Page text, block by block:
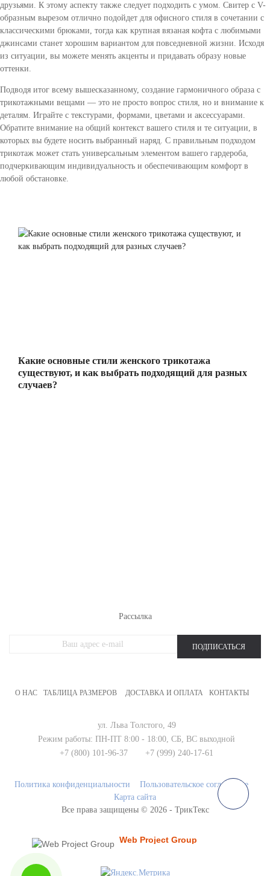
друзьями. К этому аспекту также следует подходить с умом. Свитер с V-
образным вырезом отлично подойдет для офисного стиля в сочетании с
классическими брюками, тогда как крупная вязаная кофта с любимыми
джинсами станет хорошим вариантом для повседневной жизни. Исходя
из ситуации, вы можете менять акценты и придавать образу новые
оттенки.
Подводя итог всему вышесказанному, создание гармоничного образа с
трикотажными вещами — это не просто вопрос стиля, но и внимание к
деталям. Играйте с текстурами, формами, цветами и аксессуарами.
Обратите внимание на общий контекст вашего стиля и те ситуации, в
которых вы будете носить выбранный наряд. С правильным подходом
трикотаж может стать универсальным элементом вашего гардероба,
подчеркивающим индивидуальность и обеспечивающим комфорт в
любой обстановке.
Какие основные стили женского трикотажа
существуют, и как выбрать подходящий для разных
случаев?
Рассылка
ПОДПИСАТЬСЯ
О НАС ТАБЛИЦА РАЗМЕРОВ ДОСТАВКА И ОПЛАТА КОНТАКТЫ
ул. Льва Толстого, 49
Режим работы: ПН-ПТ 8:00 - 18:00, СБ, ВС выходной
+7 (800) 101-96-37
+7 (999) 240-17-61
Политика конфиденциальности
Пользовательское соглашение
Карта сайта
Все права защищены © 2026 - ТрикТекс